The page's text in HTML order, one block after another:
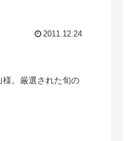
2011.12.24
様。厳選された旬の